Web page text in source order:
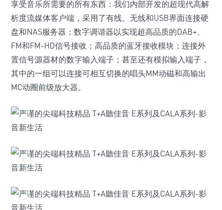
享受音乐所需要的所有东西：我们内部开发的超现代高解
析度流媒体客户端，采用了有线、无线和USB界面连接硬
盘和NAS服务器；数字调谐器以实现超高品质的DAB+、
FM和FM-HD信号接收；高品质的蓝牙接收模块；连接外
置信号源器材的数字输入端子；甚至还有模拟输入端子，
其中的一组可以连接可相互切换的唱头MM动磁和高输出
MC动圈前级放大器。